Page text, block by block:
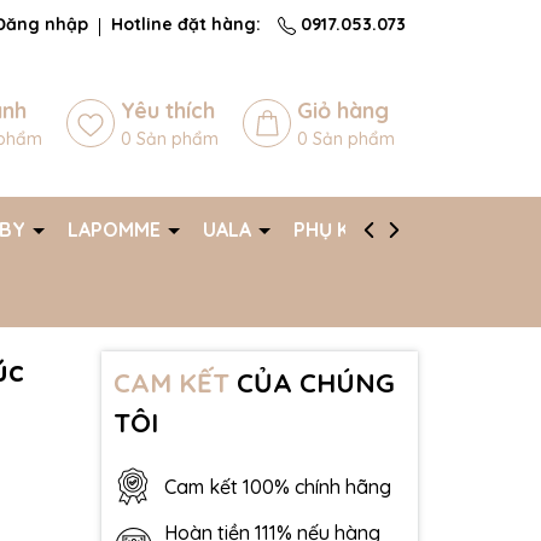
nhập Hotline đặt hàng: 0917.053.073
Yêu thích
0 Sản phẩm
Giỏ hàng
0 Sản phẩm
LAPOMME UALA PHỤ KIỆN
CAM KẾTCỦA CHÚNG
TÔI
Cam kết 100% chính hãng
Hoàn tiền 111% nếu hàng